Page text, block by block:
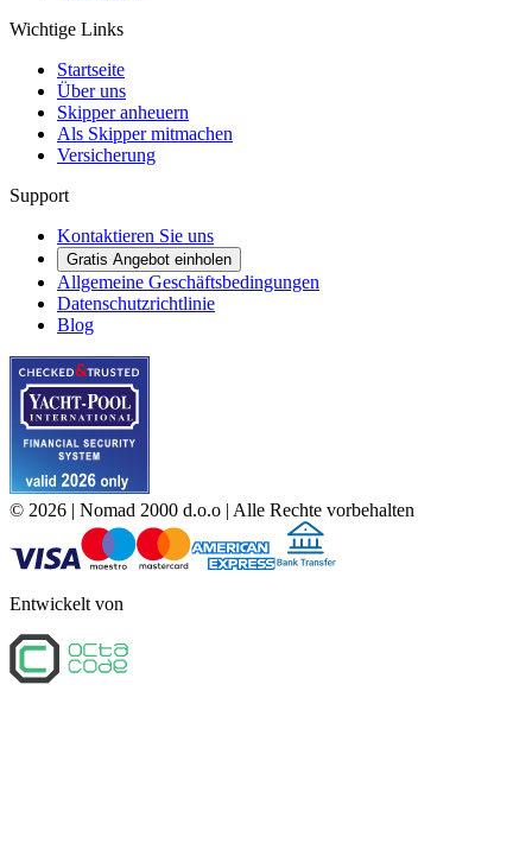
Wichtige Links
Startseite
Über uns
Skipper anheuern
Als Skipper mitmachen
Versicherung
Support
Kontaktieren Sie uns
Gratis Angebot einholen
Allgemeine Geschäftsbedingungen
Datenschutzrichtlinie
Blog
© 2026 | Nomad 2000 d.o.o | Alle Rechte vorbehalten
Entwickelt von